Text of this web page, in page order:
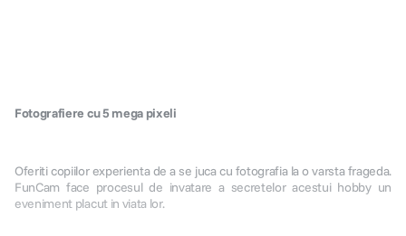
Fotografiere cu 5 mega pixeli
Oferiti copiilor experienta de a se juca cu fotografia la o varsta frageda.
FunCam face procesul de invatare a secretelor acestui hobby un
eveniment placut in viata lor.